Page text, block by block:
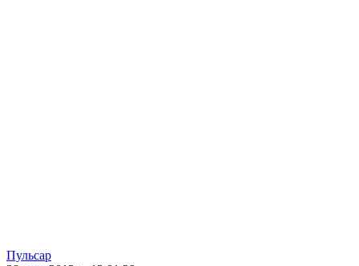
Пульсар